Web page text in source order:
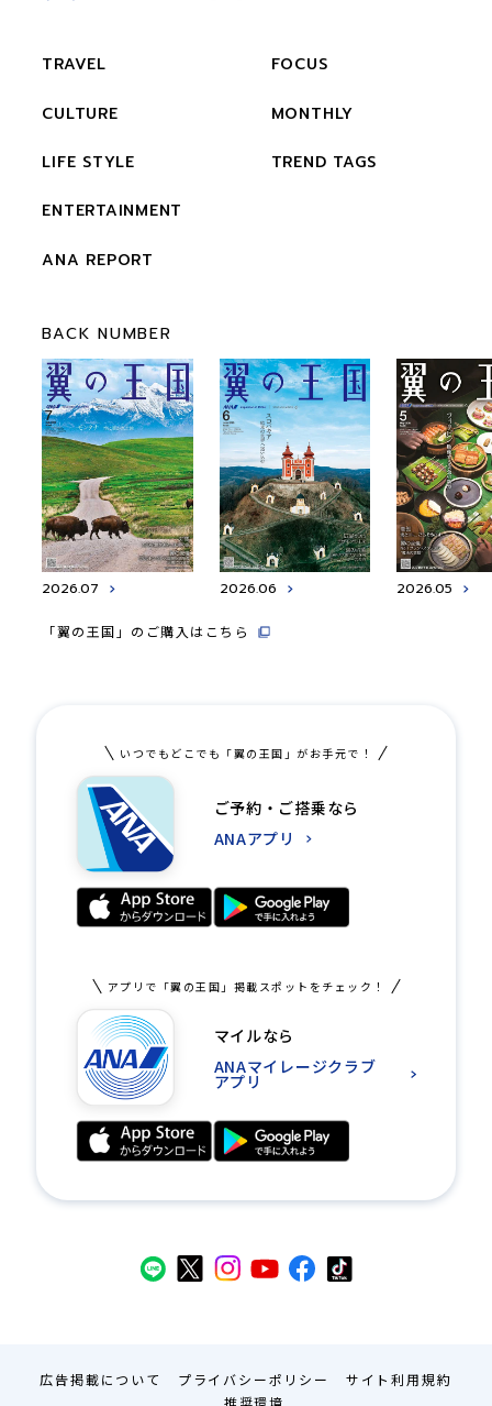
TRAVEL
CULTURE
LIFE STYLE
ENTERTAINMENT
ANA REPORT
FOCUS
MONTHLY
TREND TAGS
BACK NUMBER
2026.07 2026.06 2026.05
「翼の王国」のご購入はこちら
いつでもどこでも「翼の王国」がお手元で！
ご予約・ご搭乗なら
ANAアプリ
アプリで「翼の王国」掲載スポットをチェック！
マイルなら
ANAマイレージクラブ
アプリ
広告掲載について プライバシーポリシー
サイト利用規約
推奨環境